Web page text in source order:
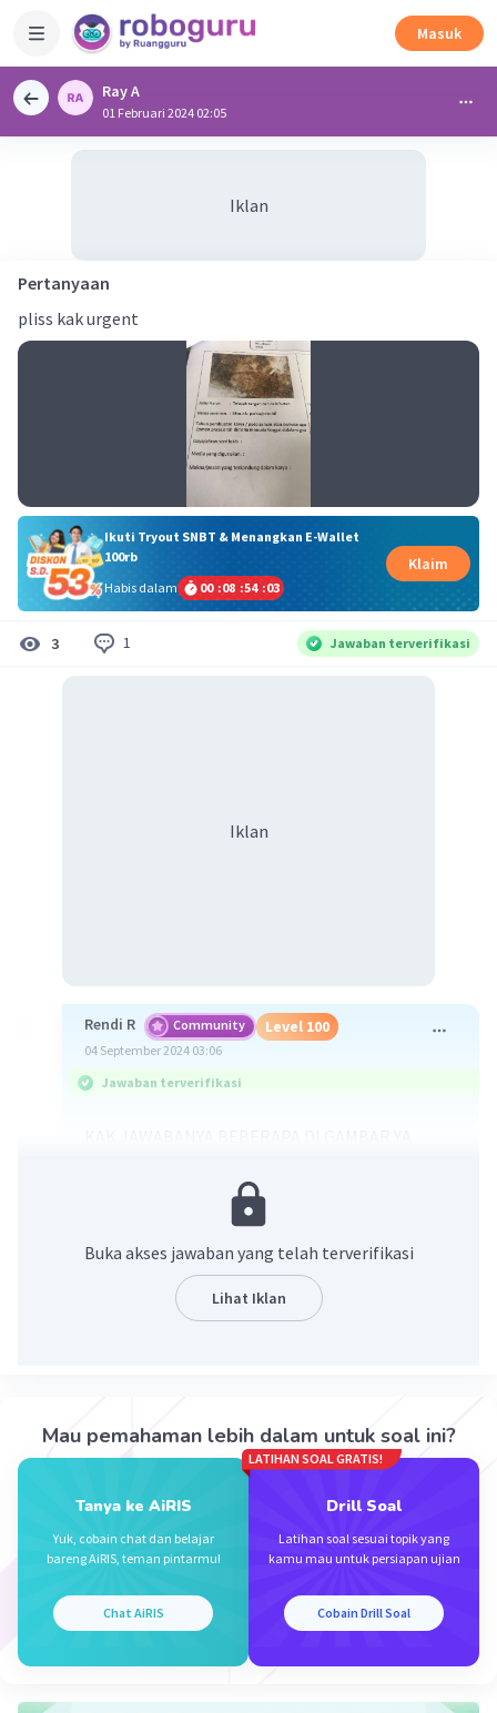
Masuk
Ray A
01 Februari 2024 02:05
Iklan
Pertanyaan
pliss kak urgent
Ikuti Tryout SNBT & Menangkan E-Wallet
100rb
Habis dalam
00 :08 :54 :02
Klaim
3 1 Jawaban terverifikasi
Iklan
Rendi R Community Level 100
04 September 2024 03:06
Jawaban terverifikasi
Karya seni prasejarah seperti ini memberikan
kita wawasan tentang cara hidup, kepercayaan,
dan nilai-nilai yang dipegang oleh manusia pada
zaman tersebut. Lukisan tersebut merupakan
salah satu bentuk komunikasi awal manusia dan
Buka akses jawaban yang telah terverifikasi
Lihat Iklan
Mau pemahaman lebih dalam untuk soal ini?
Tanya ke AiRIS
Yuk, cobain chat dan belajar
bareng AiRIS, teman pintarmu!
Chat AiRIS
LATIHAN SOAL GRATIS!
Drill Soal
Latihan soal sesuai topik yang
kamu mau untuk persiapan ujian
Cobain Drill Soal